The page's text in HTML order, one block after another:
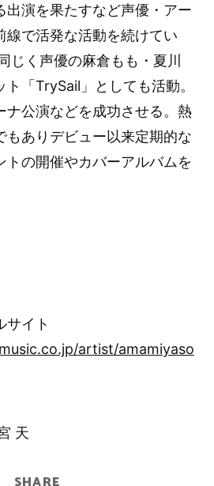
出演を果たすなど声優・アー
線で活発な活動を続けてい
じく声優の麻倉もも・夏川
「TrySail」としても活動。
ナ公演などを成功させる。熱
もありデビュー以来定期的な
トの開催やカバーアルバムを
サイト
artist/amamiyaso
天
SHARE